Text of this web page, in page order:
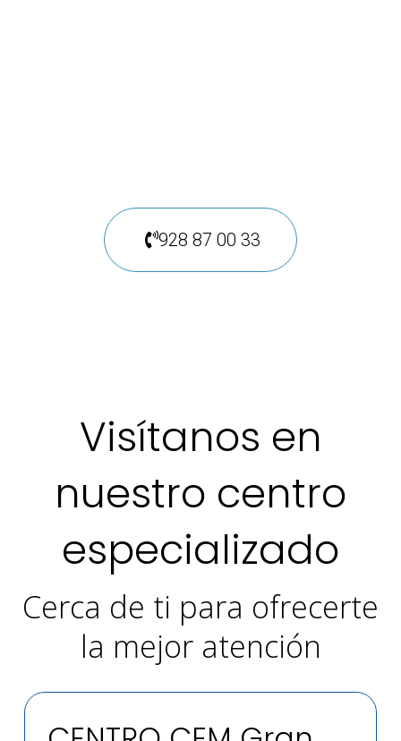
928 87 00 33
Visítanos en
nuestro centro
especializado
Cerca de ti para ofrecerte
la mejor atención